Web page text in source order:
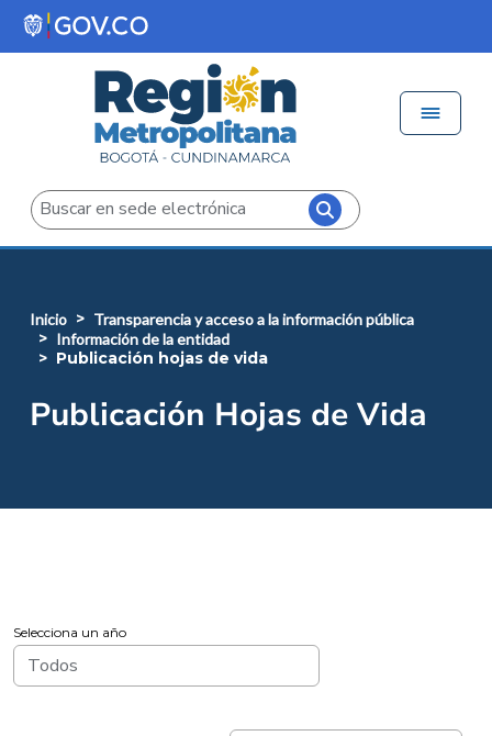
Pasar al contenido principal
Buscar
inicio
transparencia y acceso a la información pública
información de la entidad
publicación hojas de vida
Publicación Hojas de Vida
Selecciona un año